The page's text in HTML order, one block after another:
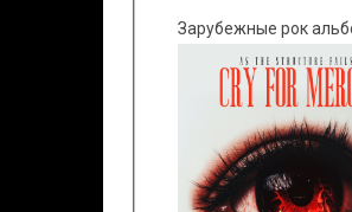
Зарубежные рок